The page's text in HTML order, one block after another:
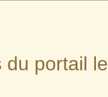
du portail